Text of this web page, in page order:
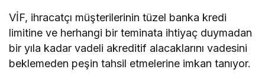
VİF, ihracatçı müşterilerinin tüzel banka kredi
limitine ve herhangi bir teminata ihtiyaç duymadan
bir yıla kadar vadeli akreditif alacaklarını vadesini
beklemeden peşin tahsil etmelerine imkan tanıyor.